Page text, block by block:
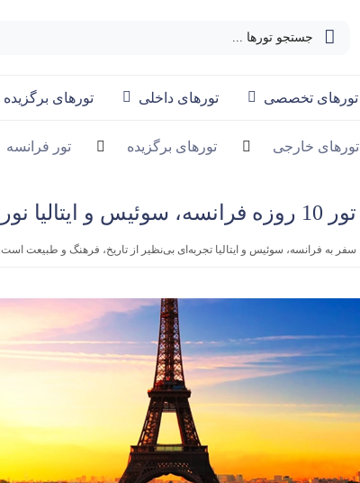
جستجو تورها ...
تورهای تخصصی تورهای داخلی تورهای برگزیده
تورهای خارجی تورهای برگزیده تور فرانسه
تور 10 روزه فرانسه، سوئیس و ایتالیا نوروز 1405
سفر به فرانسه، سوئیس و ایتالیا تجربه‌ای بی‌نظیر از تاریخ، فرهنگ و طبیعت است.